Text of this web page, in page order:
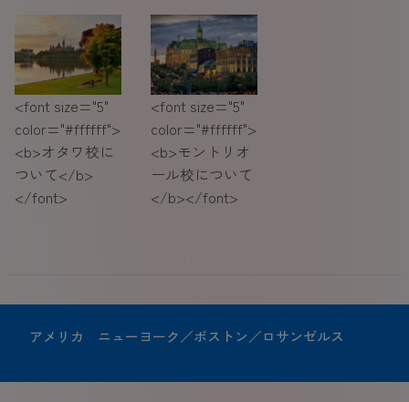
<font size="5"
color="#ffffff">
<b>オタワ校に
ついて</b>
</font>
<font size="5"
color="#ffffff">
<b>モントリオ
ール校について
</b></font>
アメリカ ニューヨーク／ボストン／ロサンゼルス